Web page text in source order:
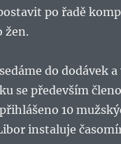
po řadě
žen.
do dodávek
se především
10
instaluje